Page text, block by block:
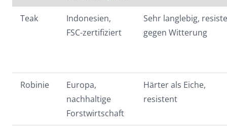
Teak
Indonesien,
FSC-zertifiziert
Sehr langlebig,
gegen Witterung
Robinie
Europa,
nachhaltige
Forstwirtschaft
Härter als Eiche,
resistent